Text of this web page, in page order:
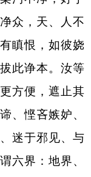
众，天、人不
瞋恨，如彼娆
此诤本。汝等
方便，遮止其
、悭吝嫉妒、
迷于邪见、与
六界：地界、